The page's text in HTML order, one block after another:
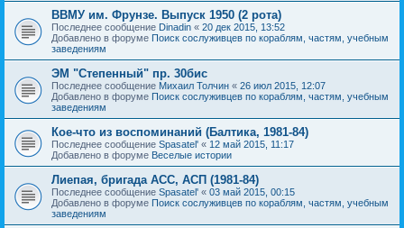
ВВМУ им. Фрунзе. Выпуск 1950 (2 рота)
Последнее сообщение Dinadin « 20 дек 2015, 13:52
Добавлено в форуме Поиск сослуживцев по кораблям, частям, учебным
заведениям
ЭМ "Степенный" пр. 30бис
Последнее сообщение Михаил Толчин « 26 июл 2015, 12:07
Добавлено в форуме Поиск сослуживцев по кораблям, частям, учебным
заведениям
Кое-что из воспоминаний (Балтика, 1981-84)
Последнее сообщение Spasatel' « 12 май 2015, 11:17
Добавлено в форуме Веселые истории
Лиепая, бригада АСС, АСП (1981-84)
Последнее сообщение Spasatel' « 03 май 2015, 00:15
Добавлено в форуме Поиск сослуживцев по кораблям, частям, учебным
заведениям